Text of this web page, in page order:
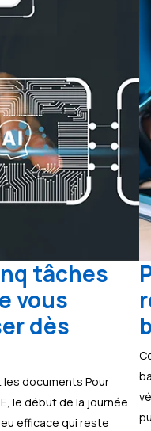
tâches
vous
dès
les documents Pour
le début de la journée
efficace qui reste